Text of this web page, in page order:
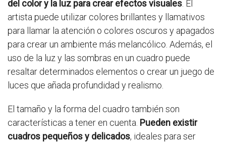
del color y la luz para crear efectos visuales . El
artista puede utilizar colores brillantes y llamativos
para llamar la atención o colores oscuros y apagados
para crear un ambiente más melancólico. Además, el
uso de la luz y las sombras en un cuadro puede
resaltar determinados elementos o crear un juego de
luces que añada profundidad y realismo.
El tamaño y la forma del cuadro también son
características a tener en cuenta. Pueden existir
cuadros pequeños y delicados, ideales para ser